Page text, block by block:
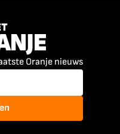
Oranje nieuws